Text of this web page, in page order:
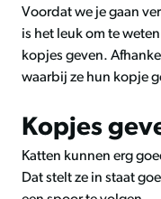
Voordat we je gaan
is het leuk om te
kopjes geven.
waarbij ze hun kopje
Kopjes
Katten kunnen erg
Dat stelt ze in staat